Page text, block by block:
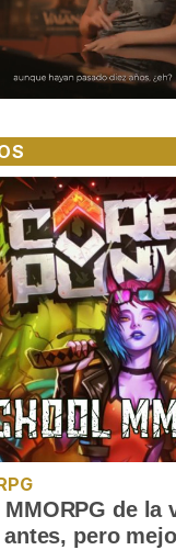
Loaded
76.68%
de la
antes, pero